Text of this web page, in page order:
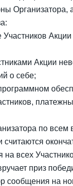
Организатора,
Участников
Акции
о себе;
по всем
считаются
на всех
приз
сообщения на